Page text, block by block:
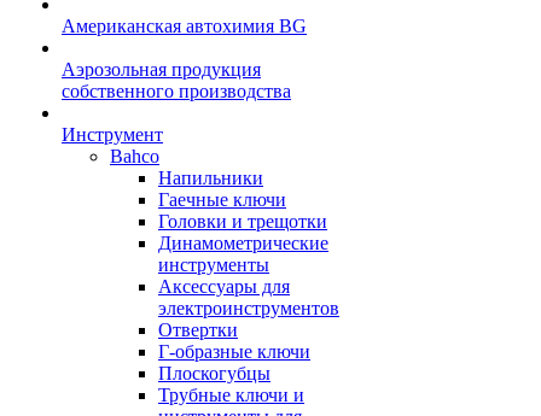
Американская автохимия BG
Аэрозольная продукция
собственного производства
Инструмент
Bahco
Напильники
Гаечные ключи
Головки и трещотки
Динамометрические
инструменты
Аксессуары для
электроинструментов
Отвертки
Г-образные ключи
Плоскогубцы
Трубные ключи и